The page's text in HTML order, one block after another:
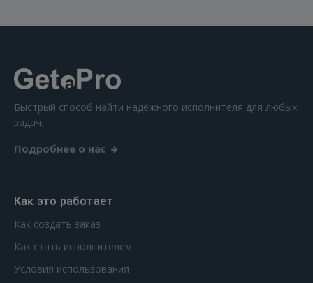
Быстрый способ найти надежного исполнителя для любых
задач.
Подробнее о нас
Как это работает
Как создать заказ
Как стать исполнителем
Условия использования